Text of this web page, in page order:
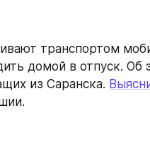
транспортом
домой в отпуск. Об
из Саранска.